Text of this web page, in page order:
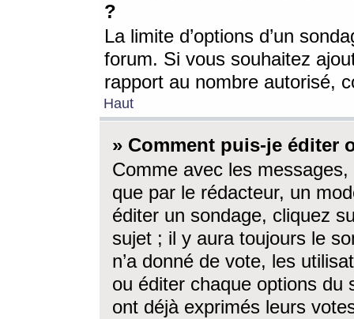
?
La limite d’options d’un
forum. Si vous souhaitez
rapport au nombre autorisé,
Haut
» Comment puis-je éditer
Comme avec les
que par le rédacteur, un
éditer un sondage, cliquez
sujet ; il y aura toujours le
n’a donné de vote, les
ou éditer chaque options du
ont déjà exprimés leurs